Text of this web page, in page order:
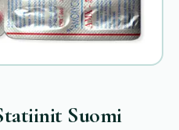
Suomi